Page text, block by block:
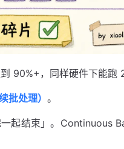
90%+，同样硬件下能跑
处理） 。
起结束」。Continuous